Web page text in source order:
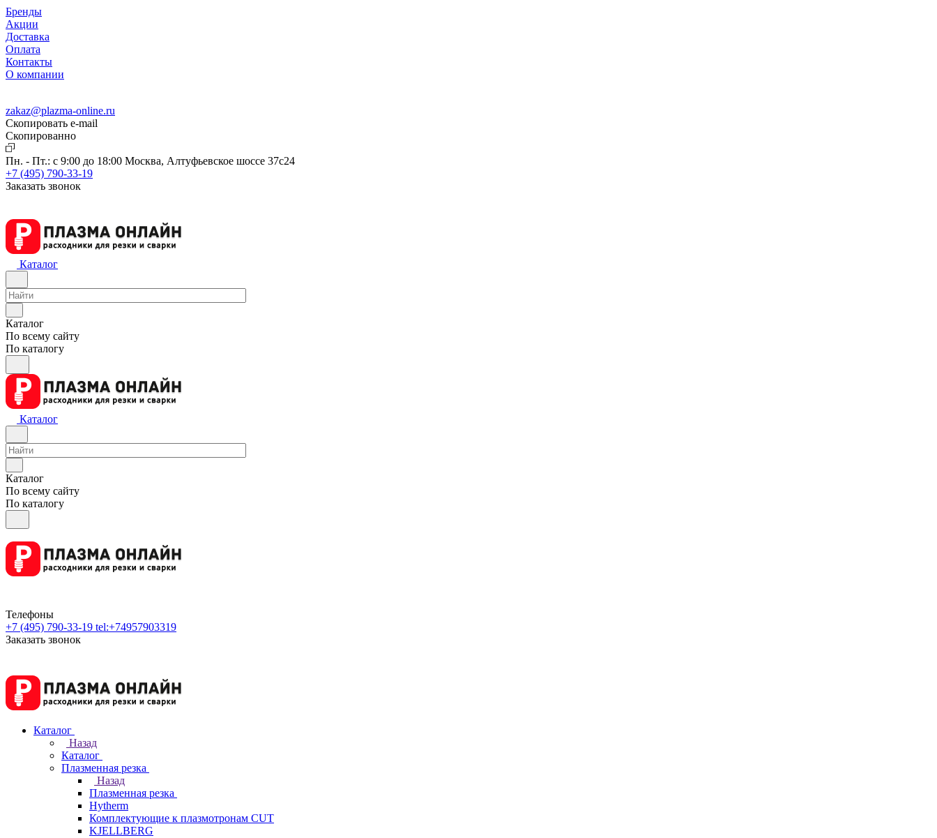
Бренды
Акции
Доставка
Оплата
Контакты
О компании
zakaz@plazma-online.ru
Скопировать e-mail
Cкопированно
Пн. - Пт.: с 9:00 до 18:00 Москва, Алтуфьевское шоссе 37с24
+7 (495) 790-33-19
Заказать звонок
Каталог
Каталог
По всему сайту
По каталогу
Каталог
Каталог
По всему сайту
По каталогу
Телефоны
+7 (495) 790-33-19 tel:+74957903319
Заказать звонок
Каталог
Назад
Каталог
Плазменная резка
Назад
Плазменная резка
Hytherm
Комплектующие к плазмотронам CUT
KJELLBERG